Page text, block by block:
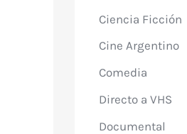
Ciencia Ficción
Cine Argentino
Comedia
Directo a VHS
Documental